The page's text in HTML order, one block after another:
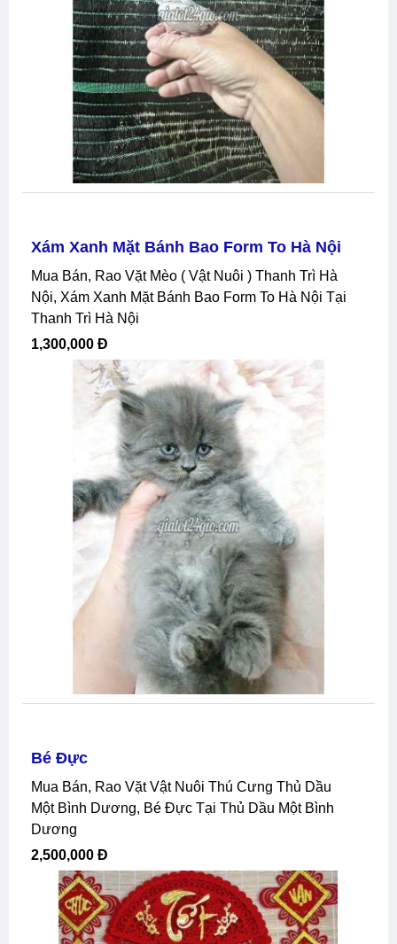
Xám Xanh Mặt Bánh Bao Form To Hà Nội
Mua Bán, Rao Vặt Mèo ( Vật Nuôi ) Thanh Trì Hà
Nội, Xám Xanh Mặt Bánh Bao Form To Hà Nội Tại
Thanh Trì Hà Nội
1,300,000 Đ
Bé Đực
Mua Bán, Rao Vặt Vật Nuôi Thú Cưng Thủ Dầu
Một Bình Dương, Bé Đực Tại Thủ Dầu Một Bình
Dương
2,500,000 Đ